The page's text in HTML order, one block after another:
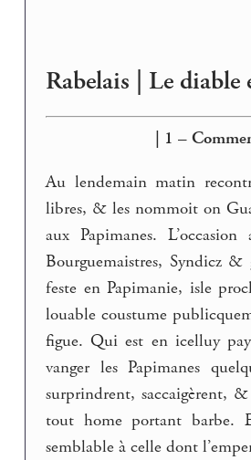
Rabelais | Le
| 1 –
Au lendemain matin
libres, & les nommoit on
aux Papimanes.
Bourguemaistres, Syndicz
feste en Papimanie, isle
louable coustume
figue. Qui est en icelluy
vanger les Papimanes
surprindrent, saccaigèrent,
tout home portant barbe.
semblable à celle dont